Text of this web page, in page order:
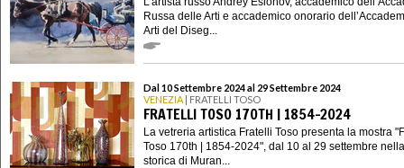
Russa delle Arti e accademico onorario
Arti del Diseg...
Dal 10 Settembre 2024 al 29 Settembre 2024
VENEZIA | FRATELLI TOSO
FRATELLI TOSO 170TH | 1854-2024
La vetreria artistica Fratelli Toso presenta la mostra
Toso 170th | 1854-2024", dal 10 al 29 settembre
storica di Muran...